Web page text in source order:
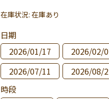
在庫状況: 在庫あり
日期
2026/01/17
2026/02/
2026/07/11
2026/08/
時段